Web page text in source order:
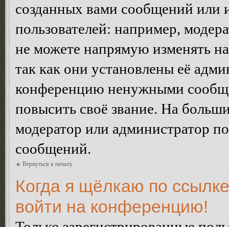
созданных вами сообщений
пользователей: например,
не можете напрямую изменять
так как они установлены её
конференцию ненужными
повысить своё звание. На
модератор или администратор
сообщений.
Вернуться к началу
Когда я щёлкаю по
войти на конференцию!